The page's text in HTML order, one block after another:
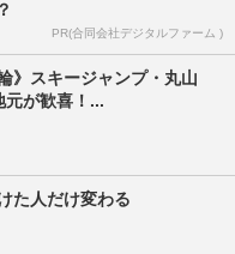
PR(合同会社デジタルファーム )
》スキージャンプ・丸山
元が歓喜！...
た人だけ変わる